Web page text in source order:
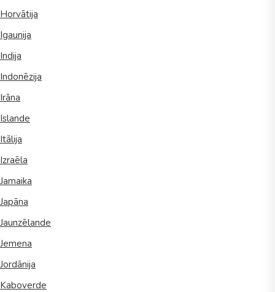
Horvātija
Igaunija
Indija
Indonēzija
Irāna
Islande
Itālija
Izraēla
Jamaika
Japāna
Jaunzēlande
Jemena
Jordānija
Kaboverde